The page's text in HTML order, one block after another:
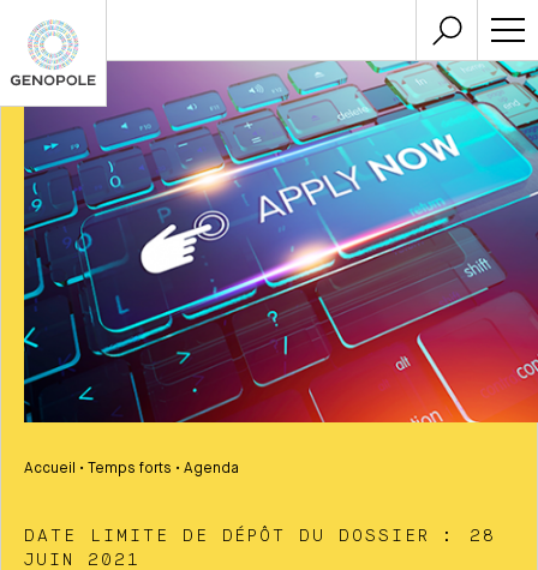
Accueil • Temps forts • Agenda
DATE LIMITE DE DÉPÔT DU DOSSIER : 28
JUIN 2021